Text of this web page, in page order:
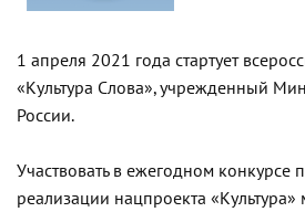
1 апреля 2021 года стартует
«Культура Слова», учрежденный
России.
Участвовать в ежегодном конкурсе
реализации нацпроекта «Культура»